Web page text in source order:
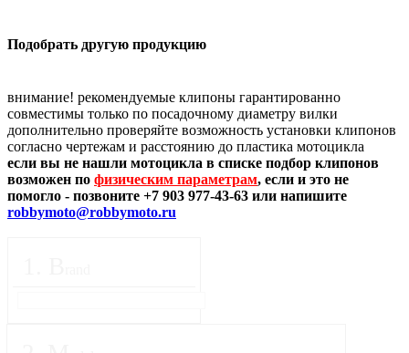
Подобрать другую продукцию
внимание! рекомендуемые клипоны гарантированно
совместимы только по посадочному диаметру вилки
дополнительно проверяйте возможность установки клипонов
согласно чертежам и расстоянию до пластика мотоцикла
если вы не нашли мотоцикла в списке подбор клипонов
возможен по физическим параметрам, если и это не
помогло - позвоните +7 903 977-43-63 или напишите
robbymoto@robbymoto.ru